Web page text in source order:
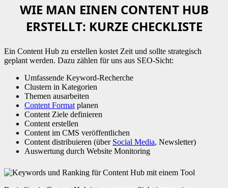
WIE MAN EINEN CONTENT HUB
ERSTELLT: KURZE CHECKLISTE
Ein Content Hub zu erstellen kostet Zeit und sollte strategisch
geplant werden. Dazu zählen für uns aus SEO-Sicht:
Umfassende Keyword-Recherche
Clustern in Kategorien
Themen ausarbeiten
Content Format planen
Content Ziele definieren
Content erstellen
Content im CMS veröffentlichen
Content distribuieren (über Social Media, Newsletter)
Auswertung durch Website Monitoring